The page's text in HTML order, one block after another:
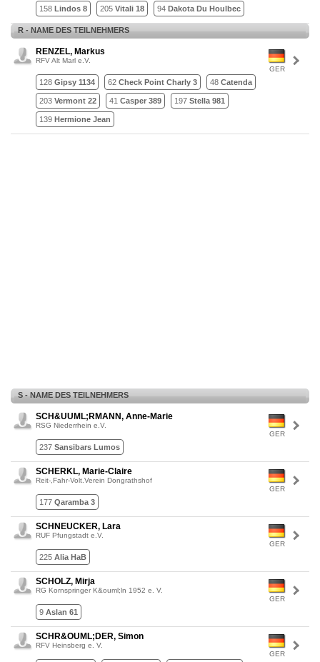
158 Lindos 8 205 Vitali 18 94 Dakota Du Houlbec
R - NAME DES TEILNEHMERS
GER
RENZEL, Markus
RFV Alt Marl e.V.
128 Gipsy 1134 62 Check Point Charly 3 48 Catenda
203 Vermont 22 41 Casper 389 197 Stella 981
139 Hermione Jean
S - NAME DES TEILNEHMERS
GER
SCH&UUML;RMANN, Anne-Marie
RSG Niederrhein e.V.
237 Sansibars Lumos
GER
SCHERKL, Marie-Claire
Reit-,Fahr-Volt.Verein Dongrathshof
177 Qaramba 3
GER
SCHNEUCKER, Lara
RUF Pfungstadt e.V.
225 Alia HaB
GER
SCHOLZ, Mirja
RG Kornspringer K&ouml;ln 1952 e. V.
9 Aslan 61
GER
SCHR&OUML;DER, Simon
RFV Heinsberg e. V.